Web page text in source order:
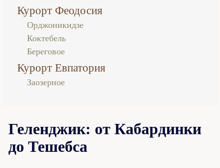
Курорт Феодосия
Орджоникидзе
Коктебель
Береговое
Курорт Евпатория
Заозерное
Геленджик: от Кабардинки
до Тешебса